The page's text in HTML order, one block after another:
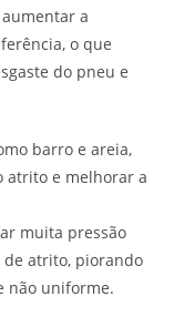
a
o que
do pneu e
barro e areia,
atrito e melhorar a
muita pressão
atrito, piorando
não uniforme.